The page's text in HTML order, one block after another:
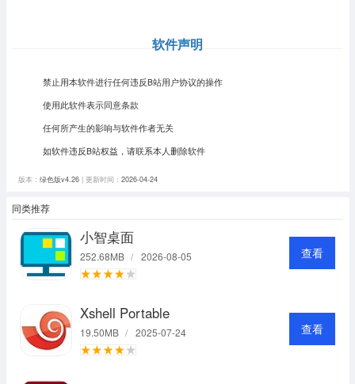
软件声明
禁止用本软件进行任何违反B站用户协议的操作
使用此软件表示同意条款
任何所产生的影响与软件作者无关
如软件违反B站权益，请联系本人删除软件
版本： 绿色版v4.26| 更新时间： 2026-04-24
同类推荐
小智桌面
252.68MB / 2026-08-05 查看
Xshell Portable
19.50MB / 2025-07-24 查看